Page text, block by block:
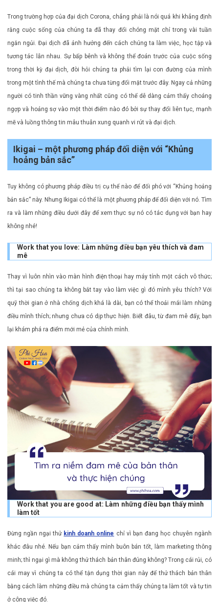
Trong trường hợp của đại dịch Corona, chẳng phải là nói quá khi khẳng định
rằng cuộc sống của chúng ta đã thay đổi chóng mặt chỉ trong vài tuần
ngắn ngủi. Đại dịch đã ảnh hưởng đến cách chúng ta làm việc, học tập và
tương tác lẫn nhau. Sự bấp bênh và không thể đoán trước của cuộc sống
trong thời kỳ đại dịch, đòi hỏi chúng ta phải tìm lại con đường của mình
trong một tình thế mà chúng ta chưa từng đối mặt trước đây. Ngay cả những
người có tinh thần vững vàng nhất cũng có thể dễ dàng cảm thấy choáng
ngợp và hoảng sợ vào một thời điểm nào đó bởi sự thay đổi liên tục, mạnh
mẽ và luồng thông tin mâu thuẫn xung quanh vi rút và đại dịch.
Ikigai – một phương pháp đối diện với “Khủng
hoảng bản sắc”
Tuy không có phương pháp điều trị cụ thể nào để đối phó với “Khủng hoảng
bản sắc” này. Nhưng Ikigai có thể là một phương pháp để đối diện với nó. Tìm
ra và làm những điều dưới đây để xem thực sự nó có tác dụng với bạn hay
không nhé!
Work that you love: Làm những điều bạn yêu thích và đam
mê
Thay vì luôn nhìn vào màn hình điện thoại hay máy tính một cách vô thức;
thì tại sao chúng ta không bắt tay vào làm việc gì đó mình yêu thích? Với
quỹ thời gian ở nhà chống dịch khá là dài, bạn có thể thoải mái làm những
điều mình thích; nhưng chưa có dịp thực hiện. Biết đâu, từ đam mê đấy, bạn
lại khám phá ra điểm mới mẻ của chính mình.
Work that you are good at: Làm những điều bạn thấy mình
làm tốt
Đừng ngần ngại thử kinh doanh online chỉ vì bạn đang học chuyên ngành
khác đâu nhé. Nếu bạn cảm thấy mình buôn bán tốt, làm marketing thông
minh; thì ngại gì mà không thử thách bản thân đúng không? Trong cái rủi, có
cái may vì chúng ta có thể tận dụng thời gian này để thử thách bản thân
bằng cách làm những điều mà chúng ta cảm thấy chúng ta làm tốt và tự tin
ở công việc đó.